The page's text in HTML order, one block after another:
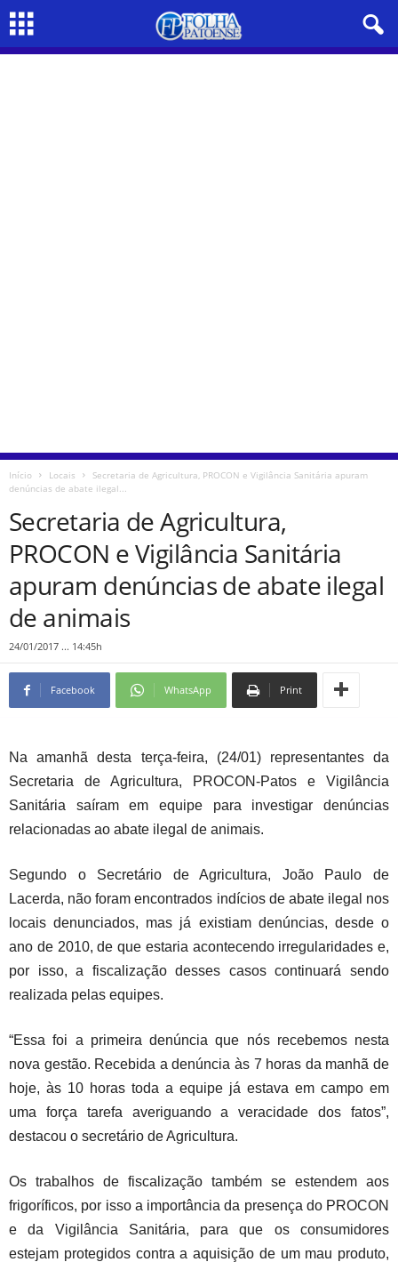
Início Locais
Secretaria de Agricultura, PROCON e Vigilância Sanitária apuram
denúncias de abate ilegal...
Secretaria de Agricultura,
PROCON e Vigilância Sanitária
apuram denúncias de abate ilegal
de animais
24/01/2017 ... 14:45h
Facebook WhatsApp Print
Na amanhã desta terça-feira, (24/01) representantes da
Secretaria de Agricultura, PROCON-Patos e Vigilância
Sanitária saíram em equipe para investigar denúncias
relacionadas ao abate ilegal de animais.
Segundo o Secretário de Agricultura, João Paulo de
Lacerda, não foram encontrados indícios de abate ilegal nos
locais denunciados, mas já existiam denúncias, desde o
ano de 2010, de que estaria acontecendo irregularidades e,
por isso, a fiscalização desses casos continuará sendo
realizada pelas equipes.
“Essa foi a primeira denúncia que nós recebemos nesta
nova gestão. Recebida a denúncia às 7 horas da manhã de
hoje, às 10 horas toda a equipe já estava em campo em
uma força tarefa averiguando a veracidade dos fatos”,
destacou o secretário de Agricultura.
Os trabalhos de fiscalização também se estendem aos
frigoríficos, por isso a importância da presença do PROCON
e da Vigilância Sanitária, para que os consumidores
estejam protegidos contra a aquisição de um mau produto,